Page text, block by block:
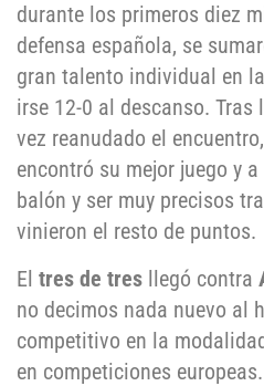
durante los primeros diez
defensa española, se
gran talento individual en
irse 12-0 al descanso.
vez reanudado el
encontró su mejor juego y a
balón y ser muy precisos
vinieron el resto de puntos.
El tres de tres llegó contra
no decimos nada nuevo al
competitivo en la
en competiciones